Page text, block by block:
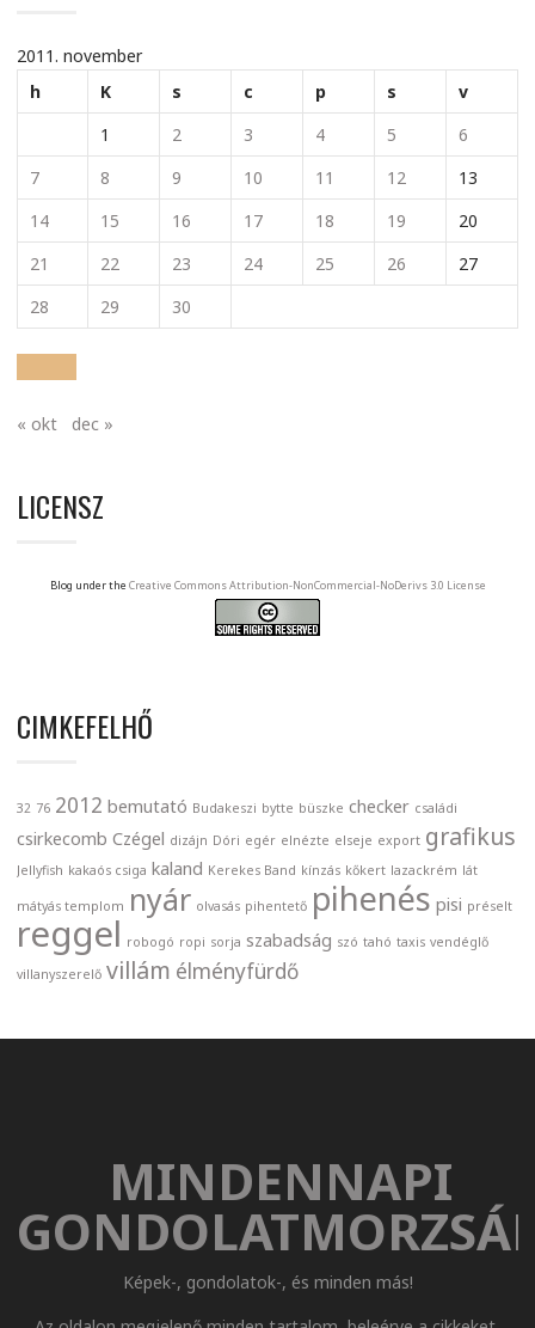
2011. november
h
K s c p s
v
1
2 3 4 5
6
7
8 9 10 11 12
13
14
15 16 17 18 19
20
21
22 23 24 25 26
27
28
29 30
« okt dec »
LICENSZ
Blog under the Creative Commons Attribution-NonCommercial-NoDerivs 3.0 License
CIMKEFELHŐ
32 76 2012 bemutató Budakeszi bytte büszke checker családi
csirkecomb Czégel dizájn Dóri egér elnézte elseje export grafikus
Jellyfish kakaós csiga kaland Kerekes Band kínzás kőkert lazackrém lát
mátyás templom nyár olvasás pihentető pihenés pisi préselt
reggel robogó ropi sorja szabadság szó tahó taxis vendéglő
villanyszerelő villám élményfürdő
MINDENNAPI
Képek-, gondolatok-, és minden más!